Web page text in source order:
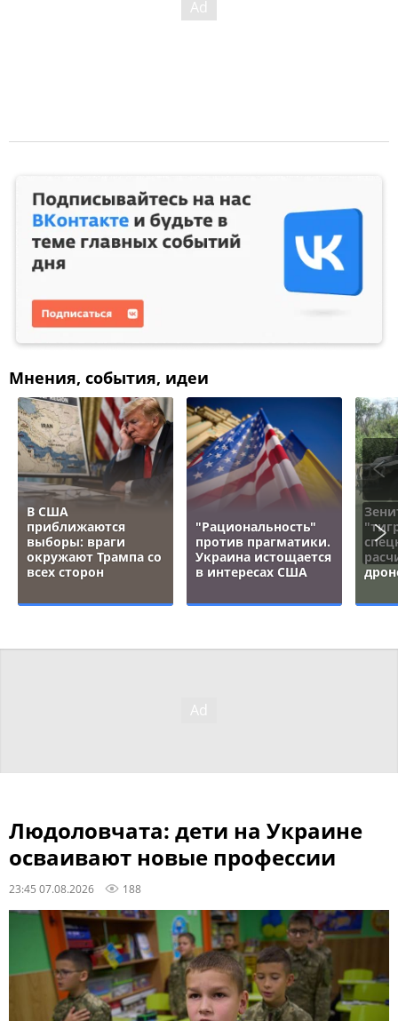
Мнения, события, идеи
В США
приближаются
выборы: враги
окружают Трампа со
всех сторон
"Рациональность"
против прагматики.
Украина истощается
в интересах США
Людоловчата: дети на Украине
осваивают новые профессии
23:45 07.08.2026 188